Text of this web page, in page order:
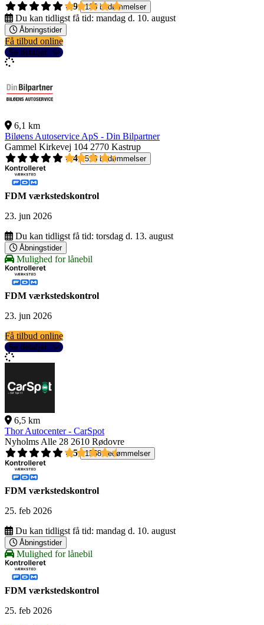
4,9
135 bedømmelser
Du kan tidligst få tid: mandag d. 10. august
Åbningstider
Få tilbud online
Se detaljer
6,1 km
Biløens Autoservice ApS - Din Bilpartner
Gammel Kirkevej 104 2770 Kastrup
4,4
518 bedømmelser
FDM værkstedskontrol
23. jun 2026
Du kan tidligst få tid: torsdag d. 13. august
Åbningstider
Mulighed for lånebil
FDM værkstedskontrol
23. jun 2026
Få tilbud online
Se detaljer
6,5 km
Thor Autocenter - CarSpot
Nyholms Alle 28 2610 Rødovre
4,5
1558 bedømmelser
FDM værkstedskontrol
25. feb 2026
Du kan tidligst få tid: mandag d. 10. august
Åbningstider
Mulighed for lånebil
FDM værkstedskontrol
25. feb 2026